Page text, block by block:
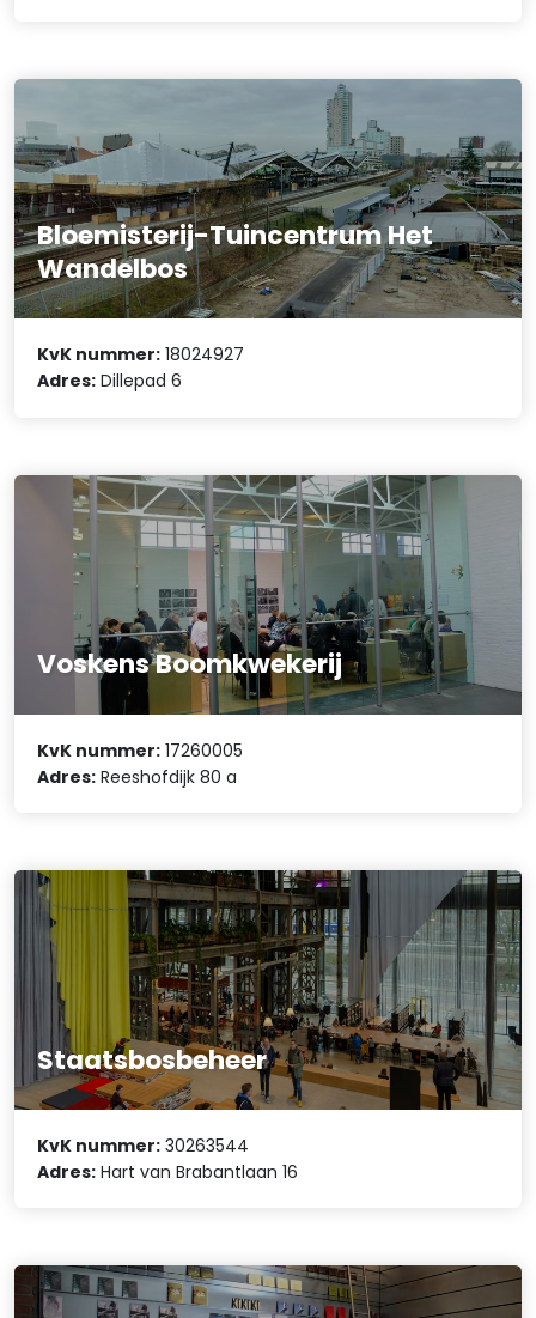
Bloemisterij-Tuincentrum Het
Wandelbos
KvK nummer: 18024927
Adres: Dillepad 6
Voskens Boomkwekerij
KvK nummer: 17260005
Adres: Reeshofdijk 80 a
Staatsbosbeheer
KvK nummer: 30263544
Adres: Hart van Brabantlaan 16